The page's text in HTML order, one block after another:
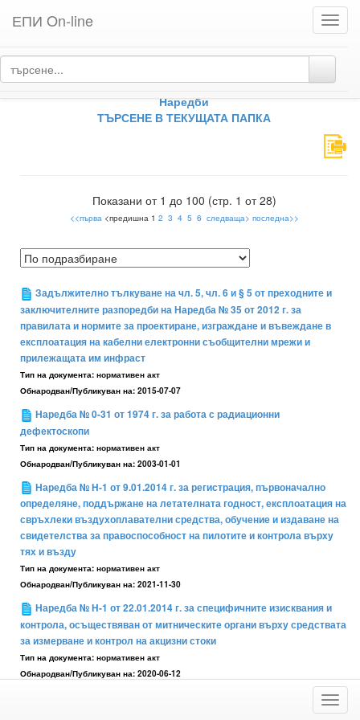
ЕПИ On-line
НОРМАТИВНИ АКТОВЕ - ПО ВИДОВЕ
Наредби
ТЪРСЕНЕ В ТЕКУЩАТА ПАПКА
Показани от 1 до 100 (стр. 1 от 28)
<<първа<предишна 1 2 3 4 5 6 следваща> последна>>
Задължително тълкуване на чл. 5, чл. 6 и § 5 от преходните и
заключителните разпоредби на Наредба № 35 от 2012 г. за
правилата и нормите за проектиране, изграждане и въвеждане в
експлоатация на кабелни електронни съобщителни мрежи и
прилежащата им инфраст
Тип на документа: нормативен акт
Обнародван/Публикуван на: 2015-07-07
Наредба № 0-31 от 1974 г. за работа с радиационни
дефектоскопи
Тип на документа: нормативен акт
Обнародван/Публикуван на: 2003-01-01
Наредба № H-1 от 9.01.2014 г. за регистрация, първоначално
определяне, поддържане на летателната годност, експлоатация на
свръхлеки въздухоплавателни средства, обучение и издаване на
свидетелства за правоспособност на пилотите и контрола върху
тях и възду
Тип на документа: нормативен акт
Обнародван/Публикуван на: 2021-11-30
Наредба № H-1 от 22.01.2014 г. за специфичните изисквания и
контрола, осъществяван от митническите органи върху средствата
за измерване и контрол на акцизни стоки
Тип на документа: нормативен акт
Обнародван/Публикуван на: 2020-06-12
извършване на изследване за професионална и психологическа